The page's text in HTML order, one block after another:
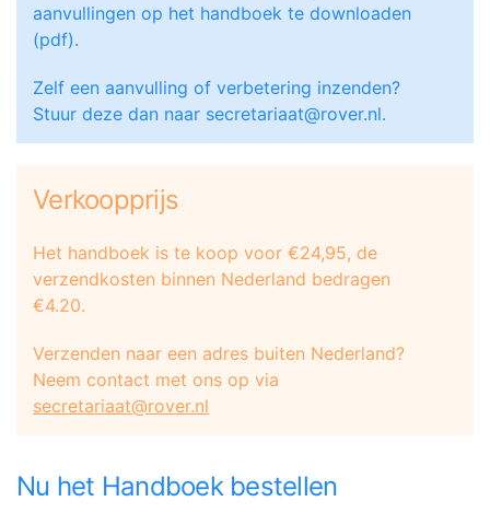
aanvullingen op het handboek te downloaden
(pdf).
Zelf een aanvulling of verbetering inzenden?
Stuur deze dan naar secretariaat@rover.nl.
Verkoopprijs
Het handboek is te koop voor €24,95, de
verzendkosten binnen Nederland bedragen
€4.20.
Verzenden naar een adres buiten Nederland?
Neem contact met ons op via
secretariaat@rover.nl
Nu het Handboek bestellen